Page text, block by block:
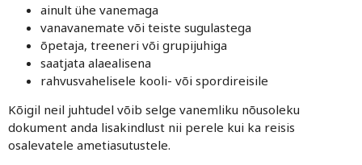
ainult ühe vanemaga
vanavanemate või teiste sugulastega
õpetaja, treeneri või grupijuhiga
saatjata alaealisena
rahvusvahelisele kooli- või spordireisile
Kõigil neil juhtudel võib selge vanemliku nõusoleku
dokument anda lisakindlust nii perele kui ka reisis
osalevatele ametiasutustele.